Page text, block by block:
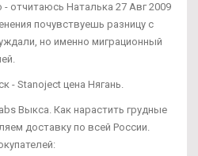
отчитаюсь Наталька 27 Авг 2009
почувствуешь разницу с
но именно миграционный
- Stanoject цена Нягань.
Выкса. Как нарастить грудные
доставку по всей России.